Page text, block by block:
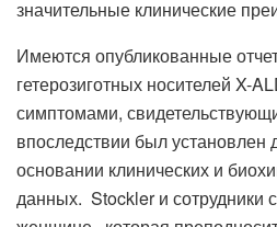
значительные клинические
Имеются опубликованные
гетерозиготных носителей X-
симптомами,
впоследствии был установлен
основании клинических и
данных. Stockler и сотрудники